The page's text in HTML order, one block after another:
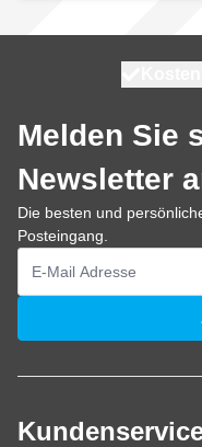
Melden Sie
Newsletter
Die besten und
Posteingang.
E-Mailadresse